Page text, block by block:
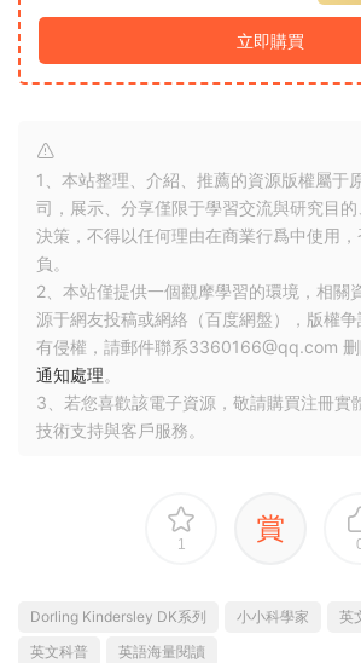
立即購買
1、本站整理、介紹、推薦的資源版權屬于
司，展示、分享僅限于學習交流與研究目
決策，不得以任何理由在商業行爲中使用
負。
2、本站僅提供一個觀摩學習的環境，相關
源于網友投稿或網絡（百度網盤），版權
有侵權，請郵件聯系3360166@qq.com
通知處理。
3、若您喜歡該電子資源，敬請購買注冊實
技術支持與客戶服務。
1 賞
Dorling Kindersley DK系列 小小科學家
英
英文科普
英語海量閱讀